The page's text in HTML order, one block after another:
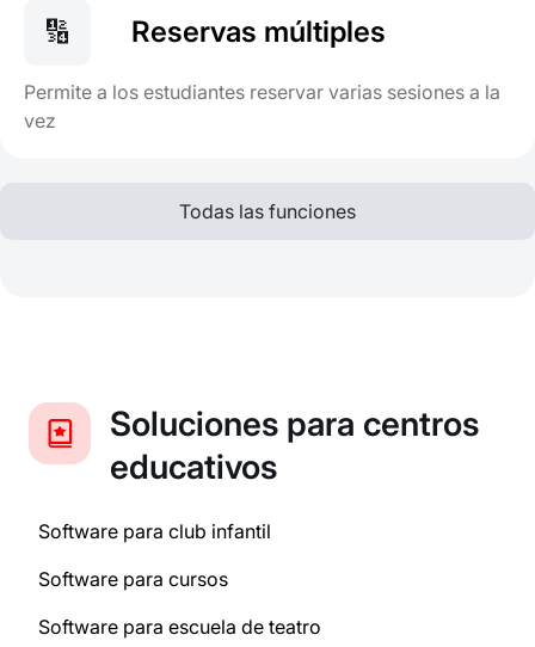
🔢 Reservas múltiples
Permite a los estudiantes reservar varias sesiones a la
vez
Todas las funciones
Soluciones para centros
educativos
Software para club infantil
Software para cursos
Software para escuela de teatro